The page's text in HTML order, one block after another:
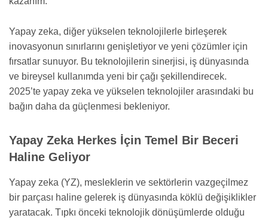
Yapay zeka, diğer yükselen teknolojilerle birleşerek
inovasyonun sınırlarını genişletiyor ve yeni çözümler için
fırsatlar sunuyor. Bu teknolojilerin sinerjisi, iş dünyasında
ve bireysel kullanımda yeni bir çağı şekillendirecek.
2025’te yapay zeka ve yükselen teknolojiler arasındaki bu
bağın daha da güçlenmesi bekleniyor.
Yapay Zeka Herkes İçin Temel Bir Beceri
Haline Geliyor
Yapay zeka (YZ), mesleklerin ve sektörlerin vazgeçilmez
bir parçası haline gelerek iş dünyasında köklü değişiklikler
yaratacak. Tıpkı önceki teknolojik dönüşümlerde olduğu